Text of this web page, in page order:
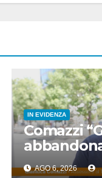
IN EVIDENZA
Comazzi
chi lo fa”
AGO 6, 2026